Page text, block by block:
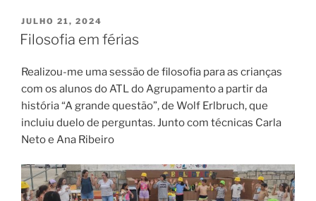
PUBLICADO
EM
JULHO 21, 2024
Filosofia em férias
Realizou-me uma sessão de filosofia para as crianças
com os alunos do ATL do Agrupamento a partir da
história “A grande questão”, de Wolf Erlbruch, que
incluiu duelo de perguntas. Junto com técnicas Carla
Neto e Ana Ribeiro